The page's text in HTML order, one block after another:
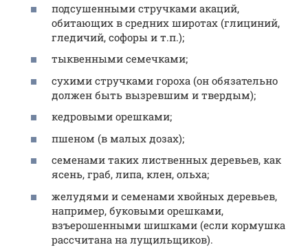
подсушенными стручками акаций,
обитающих в средних широтах (глициний,
гледичий, софоры и т.п.);
тыквенными семечками;
сухими стручками гороха (он обязательно
должен быть вызревшим и твердым);
кедровыми орешками;
пшеном (в малых дозах);
семенами таких лиственных деревьев, как
ясень, граб, липа, клен, ольха;
желудями и семенами хвойных деревьев,
например, буковыми орешками,
взъерошенными шишками (если кормушка
рассчитана на лущильщиков).